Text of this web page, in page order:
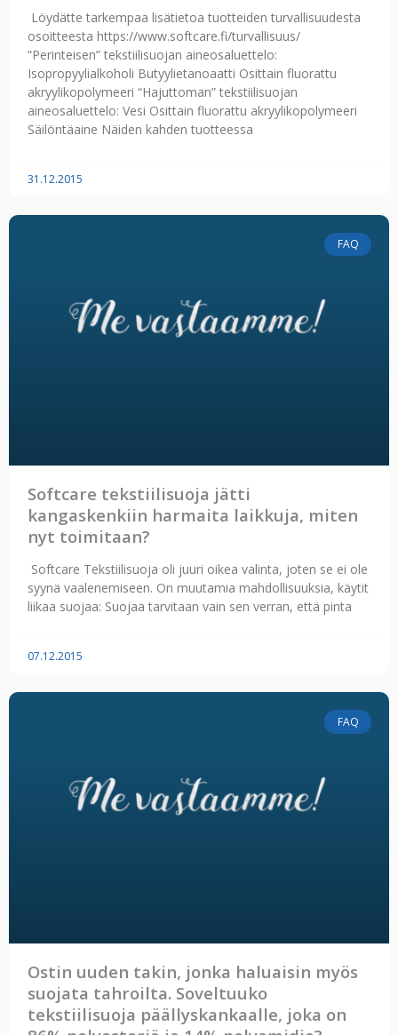
Löydätte tarkempaa lisätietoa tuotteiden turvallisuudesta
osoitteesta https://www.softcare.fi/turvallisuus/
“Perinteisen” tekstiilisuojan aineosaluettelo:
Isopropyylialkoholi Butyylietanoaatti Osittain fluorattu
akryylikopolymeeri “Hajuttoman” tekstiilisuojan
aineosaluettelo: Vesi Osittain fluorattu akryylikopolymeeri
Säilöntäaine Näiden kahden tuotteessa
31.12.2015
FAQ
Softcare tekstiilisuoja jätti
kangaskenkiin harmaita laikkuja, miten
nyt toimitaan?
Softcare Tekstiilisuoja oli juuri oikea valinta, joten se ei ole
syynä vaalenemiseen. On muutamia mahdollisuuksia, käytit
liikaa suojaa: Suojaa tarvitaan vain sen verran, että pinta
07.12.2015
FAQ
Ostin uuden takin, jonka haluaisin myös
suojata tahroilta. Soveltuuko
tekstiilisuoja päällyskankaalle, joka on